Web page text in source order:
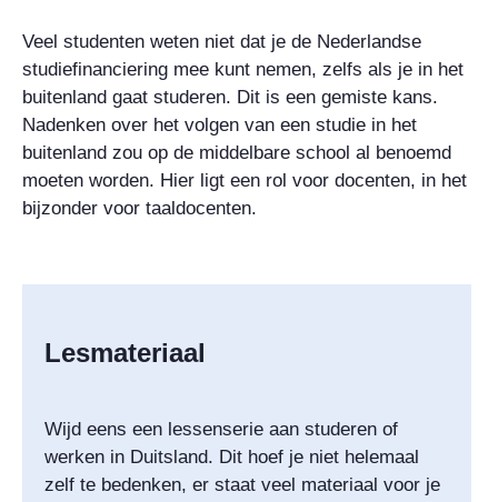
Veel studenten weten niet dat je de Nederlandse
studiefinanciering mee kunt nemen, zelfs als je in het
buitenland gaat studeren. Dit is een gemiste kans.
Nadenken over het volgen van een studie in het
buitenland zou op de middelbare school al benoemd
moeten worden. Hier ligt een rol voor docenten, in het
bijzonder voor taaldocenten.
Lesmateriaal
Wijd eens een lessenserie aan studeren of
werken in Duitsland. Dit hoef je niet helemaal
zelf te bedenken, er staat veel materiaal voor je